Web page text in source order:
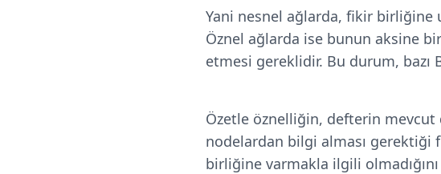
Yani nesnel ağlarda, fikir birliğine
Öznel ağlarda ise bunun aksine
etmesi gereklidir. Bu durum, bazı
Özetle öznelliğin, defterin mevcut
nodelardan bilgi alması
birliğine varmakla ilgili